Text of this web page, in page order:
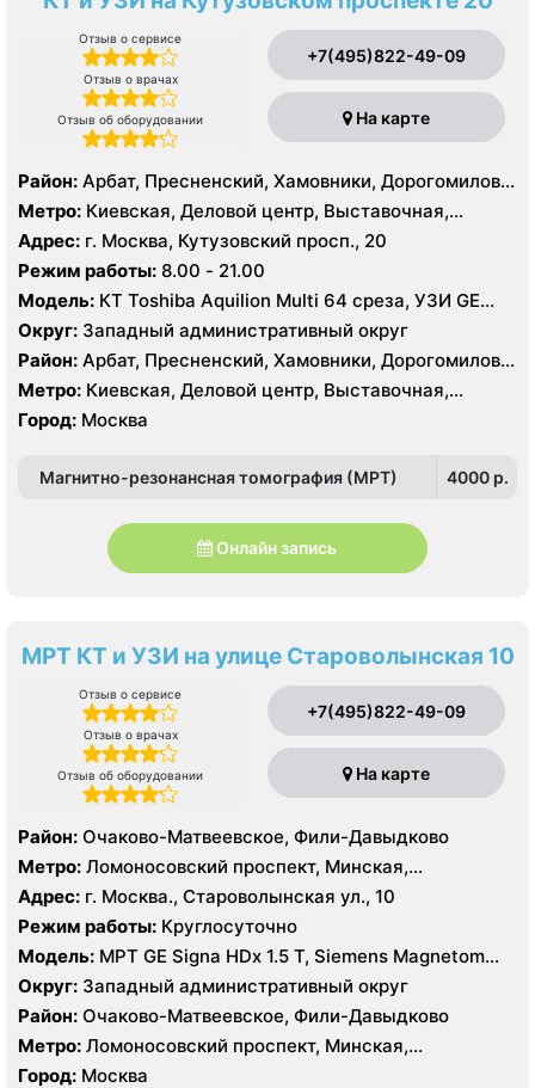
Отзыв о сервисе
Отзыв о врачах
Отзыв об оборудовании
+7(495)822-49-09
На карте
Район: Арбат, Пресненский, Хамовники, Дорогомилово,
Фили-Давыдково
Метро: Киевская, Деловой центр, Выставочная,
Баррикадная, Краснопресненская, Международная,
Парк Победы, Смоленская, Студенческая
Адрес: г. Москва, Кутузовский просп., 20
Режим работы: 8.00 - 21.00
Модель: КТ Toshiba Aquilion Multi 64 среза, УЗИ GE
Logiq E9
Округ: Западный административный округ
Район: Арбат, Пресненский, Хамовники, Дорогомилово,
Фили-Давыдково
Метро: Киевская, Деловой центр, Выставочная,
Баррикадная, Краснопресненская, Международная,
Парк Победы, Смоленская, Студенческая
Город: Москва
Магнитно-резонансная томография (МРТ) 4000 p.
Онлайн запись
МРТ КТ и УЗИ на улице Староволынская 10
Отзыв о сервисе
Отзыв о врачах
Отзыв об оборудовании
+7(495)822-49-09
На карте
Район: Очаково-Матвеевское, Фили-Давыдково
Метро: Ломоносовский проспект, Минская,
Славянский бульвар
Адрес: г. Москва., Староволынская ул., 10
Режим работы: Круглосуточно
Модель: МРТ GE Signa HDx 1.5 T, Siemens Magnetom
Harmony 1.0 Т, КТ GE Healthcare Optima CT660 64
среза, GE Healthcare BrightSpeed 16 срезов, УЗИ
Hitachi Hi Vision Preirus, GE Voluson E8
Округ: Западный административный округ
Район: Очаково-Матвеевское, Фили-Давыдково
Метро: Ломоносовский проспект, Минская,
Славянский бульвар
Город: Москва